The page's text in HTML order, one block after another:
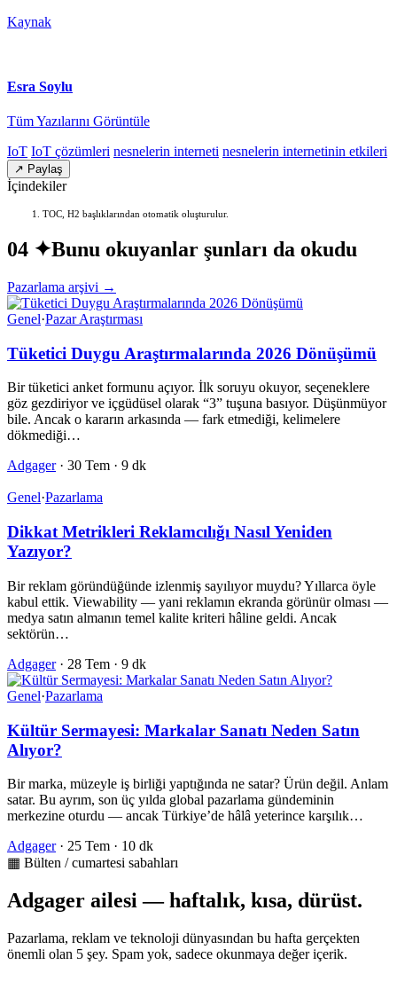
Kaynak
Esra Soylu
Tüm Yazılarını Görüntüle
IoT IoT çözümleri nesnelerin interneti nesnelerin internetinin etkileri
↗ Paylaş
İçindekiler
TOC, H2 başlıklarından otomatik oluşturulur.
04 ✦Bunu okuyanlar şunları da okudu
Pazarlama arşivi →
Genel·Pazar Araştırması
Tüketici Duygu Araştırmalarında 2026 Dönüşümü
Bir tüketici anket formunu açıyor. İlk soruyu okuyor, seçeneklere
göz gezdiriyor ve içgüdüsel olarak “3” tuşuna basıyor. Düşünmüyor
bile. Ancak o kararın arkasında — fark etmediği, kelimelere
dökmediği…
Adgager · 30 Tem · 9 dk
Genel·Pazarlama
Dikkat Metrikleri Reklamcılığı Nasıl Yeniden
Yazıyor?
Bir reklam göründüğünde izlenmiş sayılıyor muydu? Yıllarca öyle
kabul ettik. Viewability — yani reklamın ekranda görünür olması —
medya satın almanın temel kalite kriteri hâline geldi. Ancak
sektörün…
Adgager · 28 Tem · 9 dk
Genel·Pazarlama
Kültür Sermayesi: Markalar Sanatı Neden Satın
Alıyor?
Bir marka, müzeyle iş birliği yaptığında ne satar? Ürün değil. Anlam
satar. Bu ayrım, son üç yılda global pazarlama gündeminin
merkezine oturdu — ancak Türkiye’de hâlâ yeterince karşılık…
Adgager · 25 Tem · 10 dk
▦ Bülten / cumartesi sabahları
Adgager ailesi — haftalık, kısa, dürüst.
Pazarlama, reklam ve teknoloji dünyasından bu hafta gerçekten
önemli olan 5 şey. Spam yok, sadece okunmaya değer içerik.